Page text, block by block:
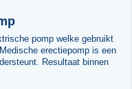
pomp welke gebruikt
erectiepomp is een
Resultaat binnen